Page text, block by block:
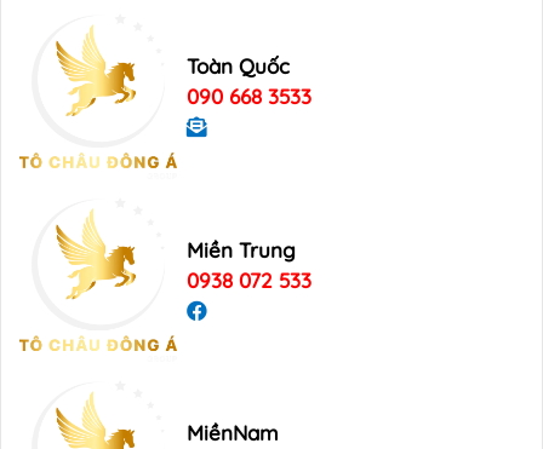
Toàn Quốc
090 668 3533
Miền Trung
0938 072 533
MiềnNam